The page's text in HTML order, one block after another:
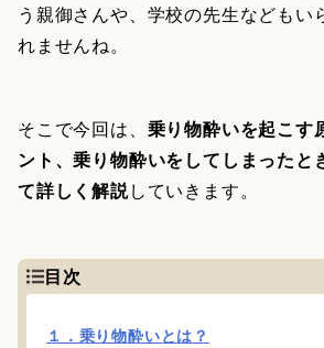
う親御さんや、学校の先生などもい
れませんね。
そこで今回は、 乗り物酔いを起こす
ント、乗り物酔いをしてしまったと
て詳しく解説していきます。
目次
１．乗り物酔いとは？